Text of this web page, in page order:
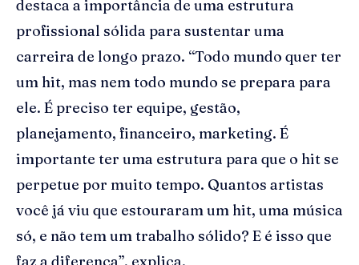
destaca a importância de uma estrutura
profissional sólida para sustentar uma
carreira de longo prazo. “Todo mundo quer ter
um hit, mas nem todo mundo se prepara para
ele. É preciso ter equipe, gestão,
planejamento, financeiro, marketing. É
importante ter uma estrutura para que o hit se
perpetue por muito tempo. Quantos artistas
você já viu que estouraram um hit, uma música
só, e não tem um trabalho sólido? E é isso que